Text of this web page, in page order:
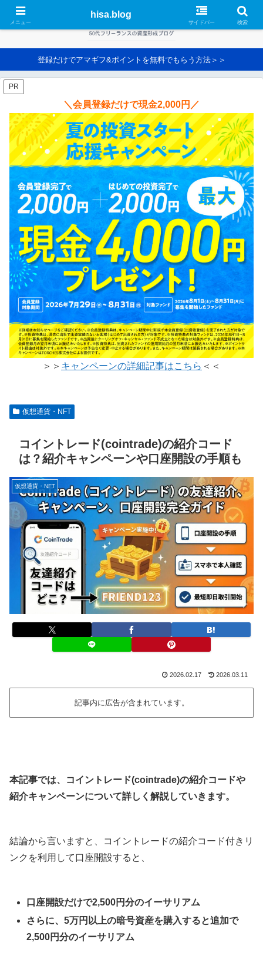
登録だけでアマギフ&ポイントを無料でもらう方法＞＞
PR
＼会員登録だけで現金2,000円／
＞＞ キャンペーンの詳細記事はこちら ＜＜
仮想通貨・NFT
コイントレード(cointrade)の紹介コード
は？紹介キャンペーンや口座開設の手順も
仮想通貨・NFT
2026.02.17 2026.03.11
記事内に広告が含まれています。
本記事では、コイントレード(cointrade)の紹介コードや
紹介キャンペーンについて詳しく解説していきます。
結論から言いますと、コイントレードの紹介コード付きリ
ンクを利用して口座開設すると、
口座開設だけで2,500円分のイーサリアム
さらに、5万円以上の暗号資産を購入すると追加で
2,500円分のイーサリアム
メニュー
hisa.blog
サイドバー 検索